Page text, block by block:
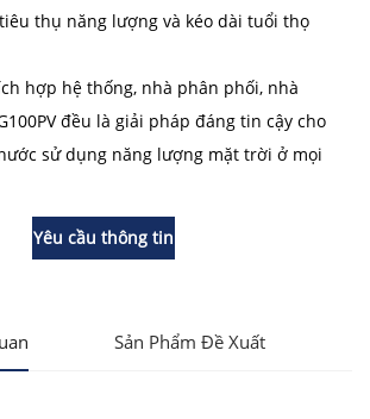
thụ năng lượng và kéo dài tuổi thọ
hợp hệ thống, nhà phân phối, nhà
đều là giải pháp đáng tin cậy cho
sử dụng năng lượng mặt trời ở mọi
Yêu cầu thông tin
Sản Phẩm Đề Xuất